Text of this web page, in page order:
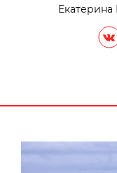
47. Benu, Сан
48. Ultraviolet
49. Leo, Богота